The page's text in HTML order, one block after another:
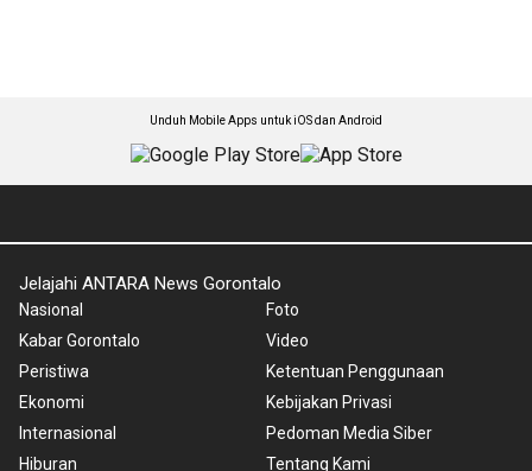
Unduh Mobile Apps untuk iOS dan Android
Jelajahi ANTARA News Gorontalo
Nasional
Kabar Gorontalo
Peristiwa
Ekonomi
Internasional
Hiburan
Foto
Video
Ketentuan Penggunaan
Kebijakan Privasi
Pedoman Media Siber
Tentang Kami